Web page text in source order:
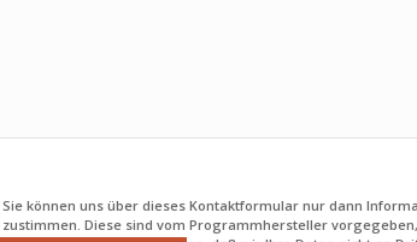
Sie können uns über dieses Kontaktformular nur dann
zustimmen. Diese sind vom Programmhersteller